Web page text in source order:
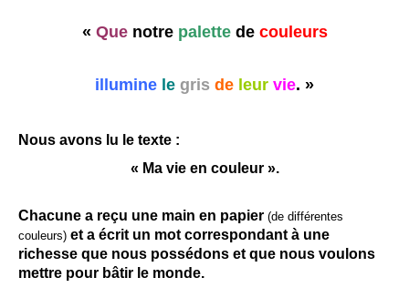
« Quenotre palettede couleurs
illumine le gris de leur vie. »
Nous avons lu le texte :
« Ma vie en couleur ».
Chacune a reçu une main en papier (de différentes
couleurs) et a écrit un mot correspondant à une
richesse que nous possédons et que nous voulons
mettre pour bâtir le monde.